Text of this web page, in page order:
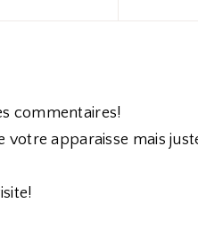
commentaires!
votre apparaisse mais